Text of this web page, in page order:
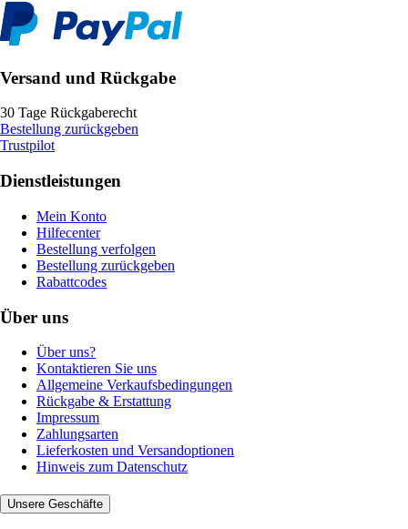
Versand und Rückgabe
30 Tage Rückgaberecht
Bestellung zurückgeben
Trustpilot
Dienstleistungen
Mein Konto
Hilfecenter
Bestellung verfolgen
Bestellung zurückgeben
Rabattcodes
Über uns
Über uns?
Kontaktieren Sie uns
Allgemeine Verkaufsbedingungen
Rückgabe & Erstattung
Impressum
Zahlungsarten
Lieferkosten und Versandoptionen
Hinweis zum Datenschutz
Unsere Geschäfte